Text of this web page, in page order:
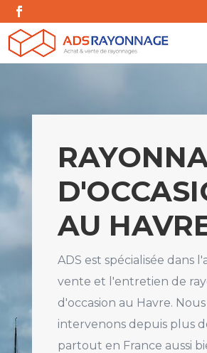
AU
ADS est spécialisée dans
vente et l'entretien de
d'occasion au Havre. Nous
intervenons depuis plus
partout en France aussi